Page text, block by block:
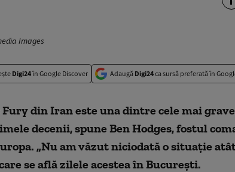
Images
Digi24în Google Discover Adaugă Digi24ca sursă preferată în
din Iran este una dintre cele mai
decenii, spune Ben Hodges, fostul
„Nu am văzut niciodată o situație atât
se află zilele acestea în București.